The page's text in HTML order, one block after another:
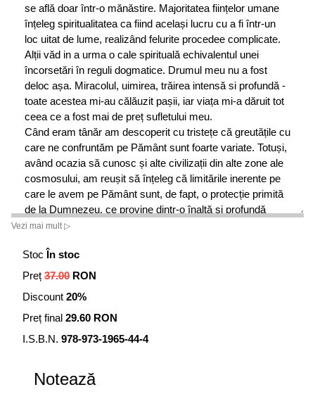
se află doar într-o mănăstire. Majoritatea ființelor umane
înțeleg spiritualitatea ca fiind același lucru cu a fi într-un
loc uitat de lume, realizând felurite procedee complicate.
Alții văd in a urma o cale spirituală echivalentul unei
încorsetări în reguli dogmatice. Drumul meu nu a fost
deloc așa. Miracolul, uimirea, trăirea intensă si profundă -
toate acestea mi-au călăuzit pașii, iar viața mi-a dăruit tot
ceea ce a fost mai de preț sufletului meu.
Când eram tânăr am descoperit cu tristețe că greutățile cu
care ne confruntăm pe Pământ sunt foarte variate. Totuși,
având ocazia să cunosc și alte civilizații din alte zone ale
cosmosului, am reușit să înțeleg că limitările inerente pe
care le avem pe Pământ sunt, de fapt, o protecție primită
de la Dumnezeu, ce provine dintr-o înaltă și profundă
înțelepciune. Mi-a trebuit ceva vreme până am înțeles
viața mea ca ființă umană, precum și implicarea mea în
munca spirituală a unor ființe ce sălășluiesc pe alte
Pas cu pas, am descoperit uimit că pe planeta Pământ
există o șansă deosebită de a putea evolua spiritual cu o
mare rapiditate. Chiar dacă există planete cu un înalt grad
ne nivelează calea și ne oferă grația de a descoperi
Vezi mai mult ▷
Stoc În stoc
Preț 37.00 RON
Discount 20%
Preț final 29.60 RON
I.S.B.N. 978-973-1965-44-4
Notează